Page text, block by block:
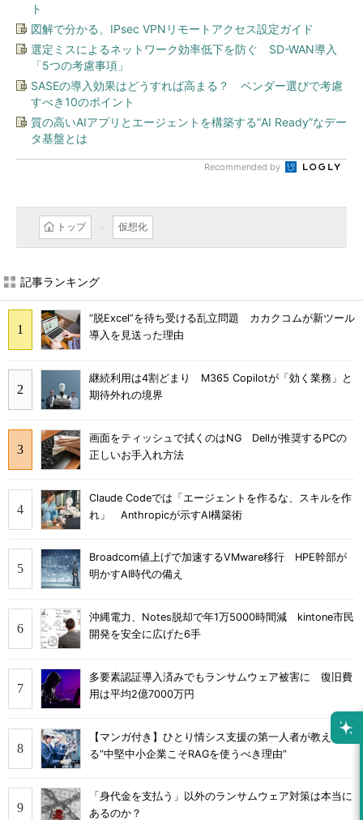
ト
図解で分かる、IPsec VPNリモートアクセス設定ガイド
選定ミスによるネットワーク効率低下を防ぐ SD-WAN導入
「5つの考慮事項」
SASEの導入効果はどうすれば高まる？ ベンダー選びで考慮
すべき10のポイント
質の高いAIアプリとエージェントを構築する“AI Ready”なデー
タ基盤とは
Recommended by
トップ 仮想化
記事ランキング
“脱Excel”を待ち受ける乱立問題 カカクコムが新ツール
導入を見送った理由
継続利用は4割どまり M365 Copilotが「効く業務」と
期待外れの境界
画面をティッシュで拭くのはNG Dellが推奨するPCの
正しいお手入れ方法
Claude Codeでは「エージェントを作るな、スキルを作
れ」 Anthropicが示すAI構築術
Broadcom値上げで加速するVMware移行 HPE幹部が
明かすAI時代の備え
沖縄電力、Notes脱却で年1万5000時間減 kintone市民
開発を安全に広げた6手
多要素認証導入済みでもランサムウェア被害に 復旧費
用は平均2億7000万円
【マンガ付き】ひとり情シス支援の第一人者が教え
る”中堅中小企業こそRAGを使うべき理由”
「身代金を支払う」以外のランサムウェア対策は本当に
あるのか？